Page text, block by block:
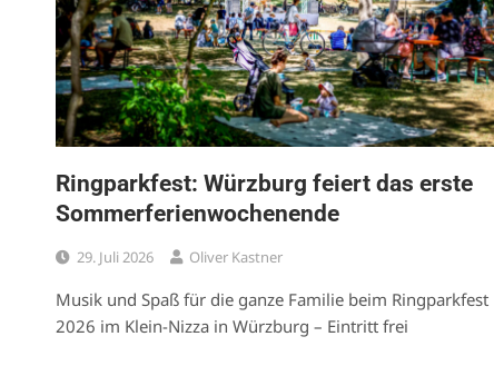
Ringparkfest: Würzburg feiert das erste
Sommerferienwochenende
29. Juli 2026 Oliver Kastner
Musik und Spaß für die ganze Familie beim Ringparkfest
2026 im Klein-Nizza in Würzburg – Eintritt frei